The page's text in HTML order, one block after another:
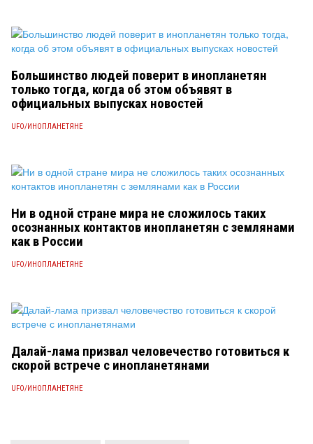
Большинство людей поверит в инопланетян
только тогда, когда об этом объявят в
официальных выпусках новостей
UFO/ИНОПЛАНЕТЯНЕ
Ни в одной стране мира не сложилось таких
осознанных контактов инопланетян с землянами
как в России
UFO/ИНОПЛАНЕТЯНЕ
Далай-лама призвал человечество готовиться к
скорой встрече с инопланетянами
UFO/ИНОПЛАНЕТЯНЕ